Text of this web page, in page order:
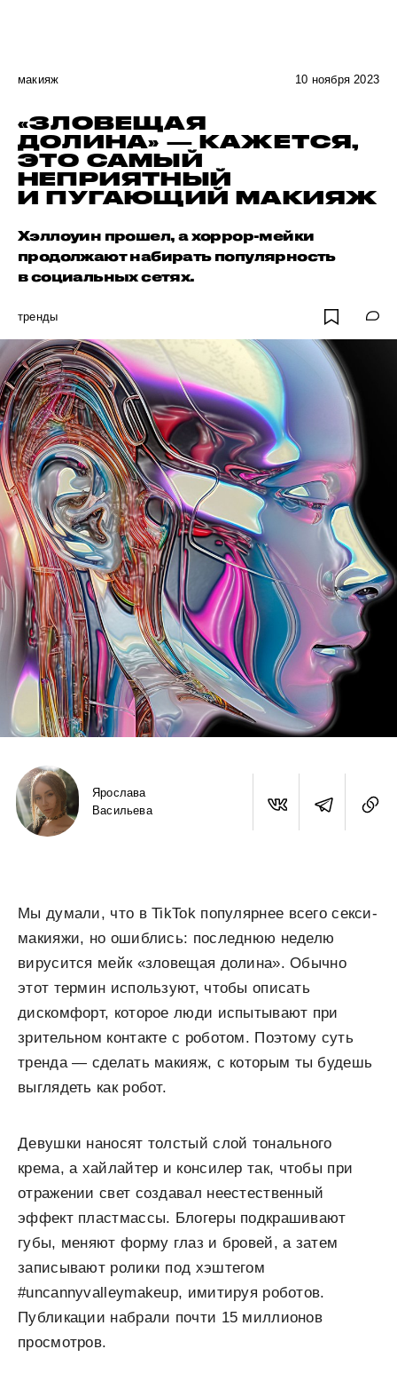
макияж 10 ноября 2023
«ЗЛОВЕЩАЯ
ДОЛИНА» — КАЖЕТСЯ,
ЭТО САМЫЙ
НЕПРИЯТНЫЙ
И ПУГАЮЩИЙ МАКИЯЖ
Хэллоуин прошел, а хоррор-мейки
продолжают набирать популярность
в социальных сетях.
тренды
Ярослава
Васильева
Мы думали, что в TikTok популярнее всего секси-
макияжи, но ошиблись: последнюю неделю
вирусится мейк «зловещая долина». Обычно
этот термин используют, чтобы описать
дискомфорт, которое люди испытывают при
зрительном контакте с роботом. Поэтому суть
тренда — сделать макияж, с которым ты будешь
выглядеть как робот.
Девушки наносят толстый слой тонального
крема, а хайлайтер и консилер так, чтобы при
отражении свет создавал неестественный
эффект пластмассы. Блогеры подкрашивают
губы, меняют форму глаз и бровей, а затем
записывают ролики под хэштегом
#uncannyvalleymakeup, имитируя роботов.
Публикации набрали почти 15 миллионов
просмотров.